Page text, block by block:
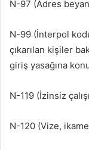
N-97 (Adres
N-99 (İnterpol
çıkarılan kişiler
giriş yasağına
N-119 (İzinsiz
N-120 (Vize,